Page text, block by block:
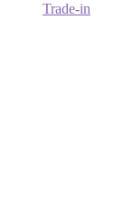
Trade-in